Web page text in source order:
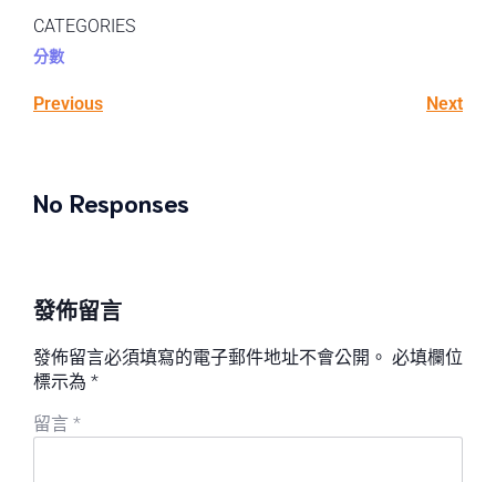
CATEGORIES
分數
Previous Next
No Responses
發佈留言
發佈留言必須填寫的電子郵件地址不會公開。 必填欄位
標示為 *
留言 *